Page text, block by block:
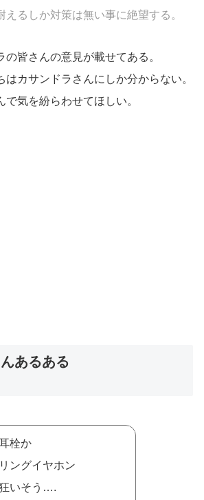
えるしか対策は無い事に絶望する。
の皆さんの意見が載せてある。
はカサンドラさんにしか分からない。
で気を紛らわせてほしい。
あるある
栓か
ングイヤホン
いそう….